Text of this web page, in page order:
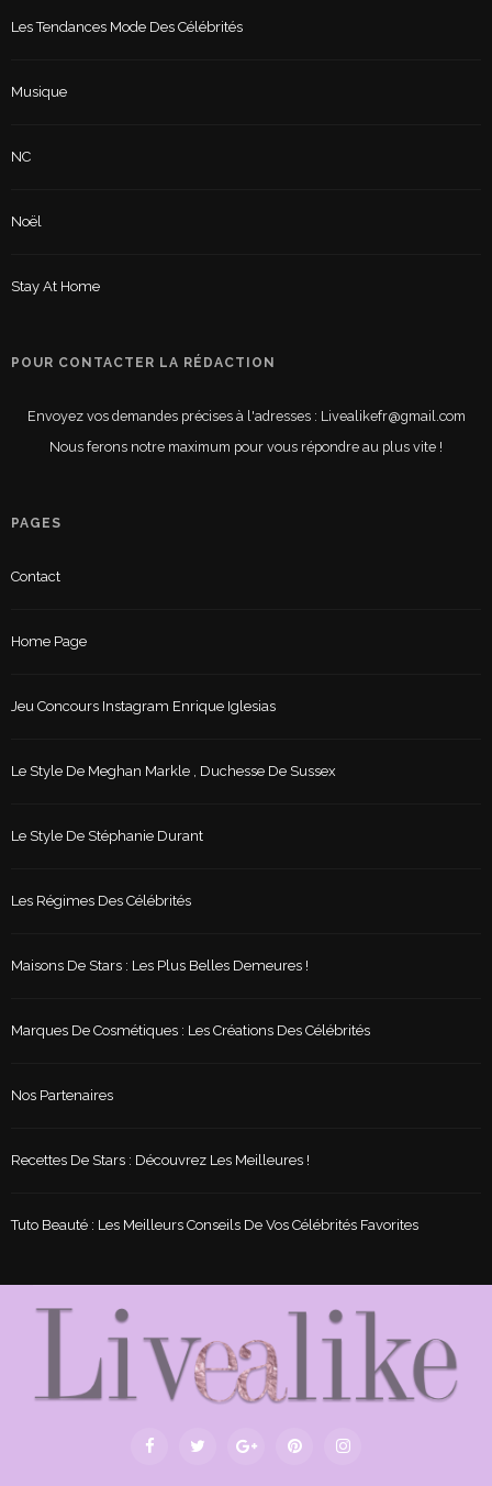
Les Tendances Mode Des Célébrités
Musique
NC
Noël
Stay At Home
POUR CONTACTER LA RÉDACTION
Envoyez vos demandes précises à l'adresses : Livealikefr@gmail.com
Nous ferons notre maximum pour vous répondre au plus vite !
PAGES
Contact
Home Page
Jeu Concours Instagram Enrique Iglesias
Le Style De Meghan Markle , Duchesse De Sussex
Le Style De Stéphanie Durant
Les Régimes Des Célébrités
Maisons De Stars : Les Plus Belles Demeures !
Marques De Cosmétiques : Les Créations Des Célébrités
Nos Partenaires
Recettes De Stars : Découvrez Les Meilleures !
Tuto Beauté : Les Meilleurs Conseils De Vos Célébrités Favorites